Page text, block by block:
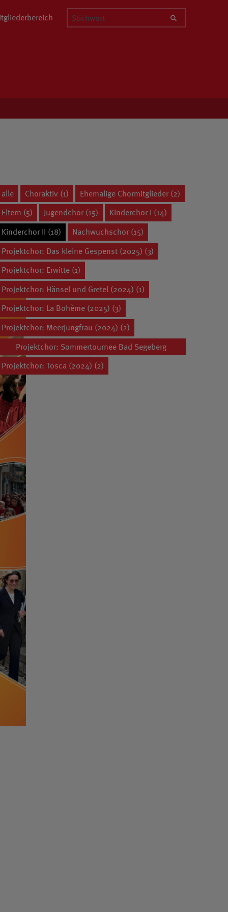
Stichwort
alle Choraktiv (1) Ehemalige Chormitglieder (2)
Eltern (5) Jugendchor (15) Kinderchor I (14)
Kinderchor II (18) Nachwuchschor (15)
Projektchor: Das kleine Gespenst (2025) (3)
Projektchor: Erwitte (1)
Projektchor: Hänsel und Gretel (2024) (1)
Projektchor: La Bohème (2025) (3)
Projektchor: Meerjungfrau (2024) (2)
Projektchor: Sommertournee Bad Segeberg
(2026) (0)
Projektchor: Tosca (2024) (2)